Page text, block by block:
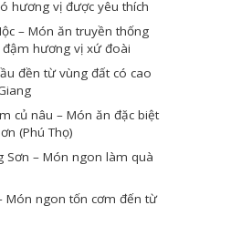
hương vị được yêu thích
– Món ăn truyền thống
hương vị xứ đoài
đền từ vùng đất có cao
củ nâu – Món ăn đặc biệt
(Phú Thọ)
Sơn – Món ngon làm quà
Món ngon tốn cơm đến từ